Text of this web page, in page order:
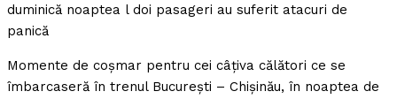
duminică noaptea l doi pasageri au suferit atacuri de
panică
Momente de coşmar pentru cei câţiva călători ce se
îmbarcaseră în trenul Bucureşti – Chişinău, în noaptea de